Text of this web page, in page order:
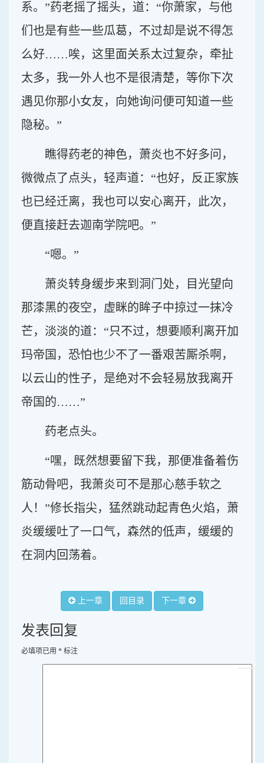
系。”药老摇了摇头，道：“你萧家，与他
们也是有些一些瓜葛，不过却是说不得怎
么好……唉，这里面关系太过复杂，牵扯
太多，我一外人也不是很清楚，等你下次
遇见你那小女友，向她询问便可知道一些
隐秘。”
瞧得药老的神色，萧炎也不好多问，
微微点了点头，轻声道：“也好，反正家族
也已经迁离，我也可以安心离开，此次，
便直接赶去迦南学院吧。”
“嗯。”
萧炎转身缓步来到洞门处，目光望向
那漆黑的夜空，虚眯的眸子中掠过一抹冷
芒，淡淡的道：“只不过，想要顺利离开加
玛帝国，恐怕也少不了一番艰苦厮杀啊，
以云山的性子，是绝对不会轻易放我离开
帝国的……”
药老点头。
“嘿，既然想要留下我，那便准备着伤
筋动骨吧，我萧炎可不是那心慈手软之
人！”修长指尖，猛然跳动起青色火焰，萧
炎缓缓吐了一口气，森然的低声，缓缓的
在洞内回荡着。
上一章 回目录 下一章
发表回复
必填项已用 * 标注